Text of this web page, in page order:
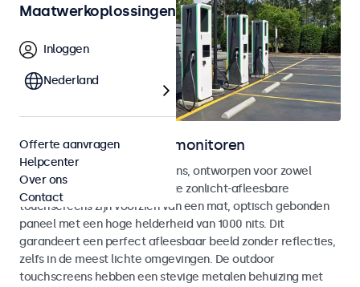
Outdoor touchscreen monitoren
Weersbestendige touchscreens, ontworpen voor zowel
binnen- als buitengebruik. Deze zonlicht-afleesbare
touchscreens zijn voorzien van een mat, optisch gebonden
paneel met een hoge helderheid van 1000 nits. Dit
garandeert een perfect afleesbaar beeld zonder reflecties,
zelfs in de meest lichte omgevingen. De outdoor
touchscreens hebben een stevige metalen behuizing met
Maatwerkoplossingen
Inloggen
Nederland
Offerte aanvragen
Helpcenter
Over ons
Contact